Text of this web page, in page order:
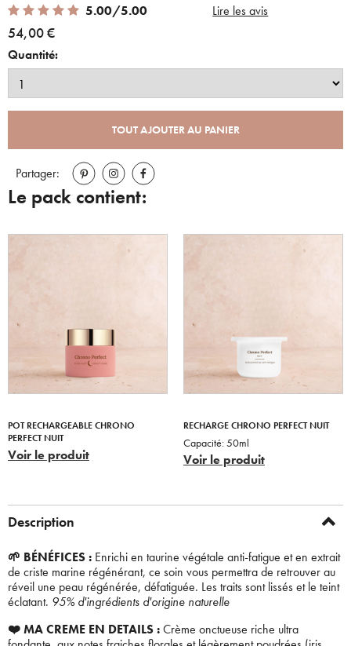
5.00 out of 5 Customer Rating
5.00/5.00 Lire les avis
54,00 €
Quantité:
TOUT AJOUTER AU PANIER
Partager:
Le pack contient:
POT RECHARGEABLE CHRONO
PERFECT NUIT
Voir le produit
RECHARGE CHRONO PERFECT NUIT
Capacité:50ml
Voir le produit
Description
🌱 BÉNÉFICES : Enrichi en taurine végétale anti-fatigue et en extrait
de criste marine régénérant, ce soin vous permettra de retrouver au
réveil une peau régénérée, défatiguée. Les traits sont lissés et le teint
éclatant. 95% d'ingrédients d'origine naturelle
❤️ MA CREME EN DETAILS :Crème onctueuse riche ultra